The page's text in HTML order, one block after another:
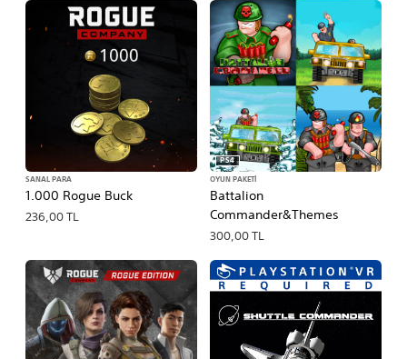
1.000 Rogue Buck
SANAL PARA
236,00 TL
Battalion
Commander&Themes
PS4
OYUN PAKETI
300,00 TL